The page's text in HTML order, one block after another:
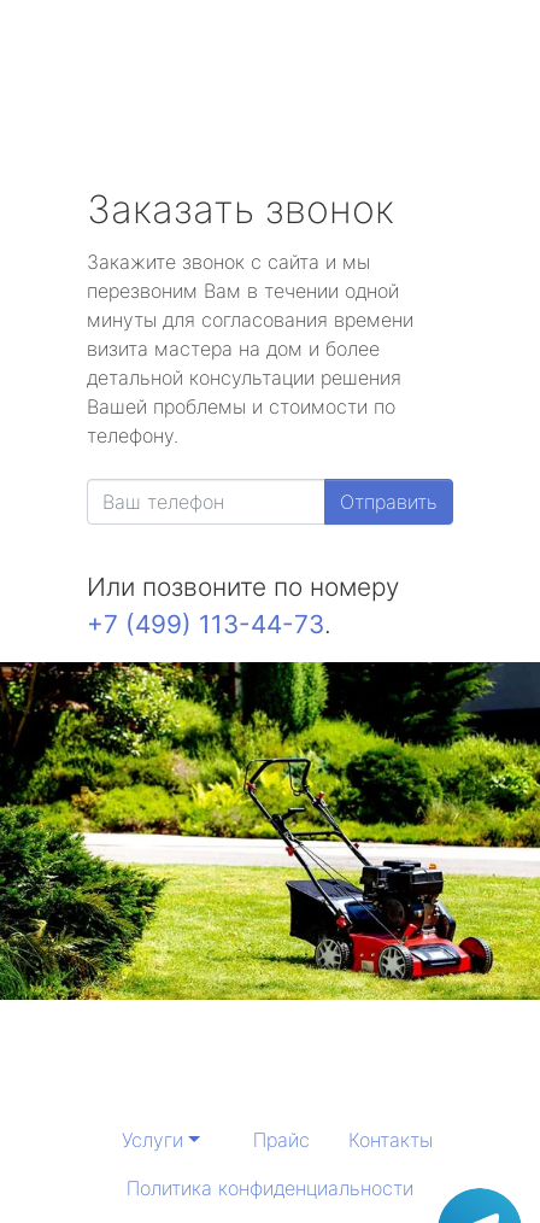
Заказать звонок
Закажите звонок с сайта и мы
перезвоним Вам в течении одной
минуты для согласования времени
визита мастера на дом и более
детальной консультации решения
Вашей проблемы и стоимости по
телефону.
Отправить
Или позвоните по номеру
+7 (499) 113-44-73.
Услуги Прайс
Контакты
Политика конфиденциальности